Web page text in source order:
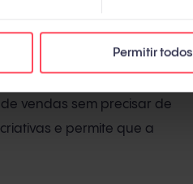
Permitir todos
vendas sem precisar de
e permite que a